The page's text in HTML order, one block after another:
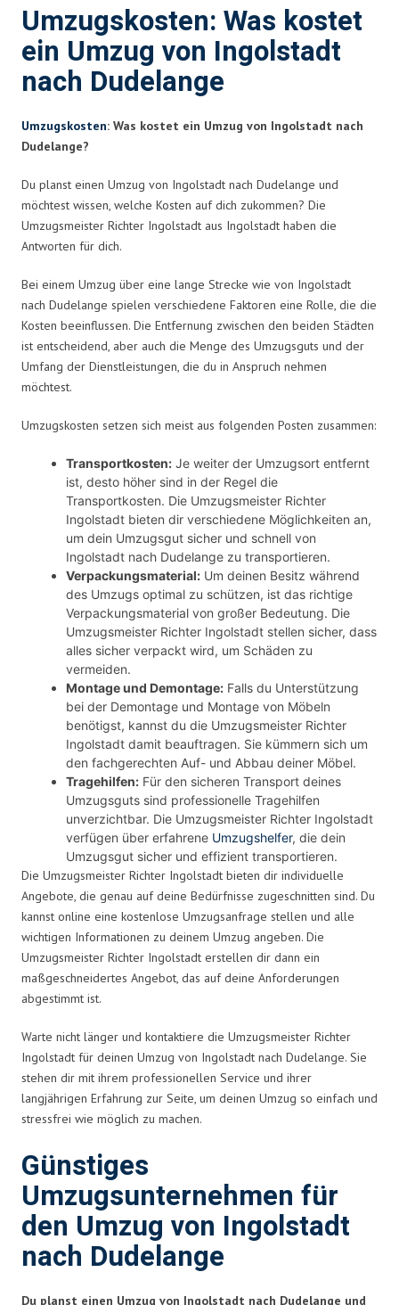
Umzugskosten: Was kostet
ein Umzug von Ingolstadt
nach Dudelange
Umzugskosten: Was kostet ein Umzug von Ingolstadt nach
Dudelange?
Du planst einen Umzug von Ingolstadt nach Dudelange und
möchtest wissen, welche Kosten auf dich zukommen? Die
Umzugsmeister Richter Ingolstadt aus Ingolstadt haben die
Antworten für dich.
Bei einem Umzug über eine lange Strecke wie von Ingolstadt
nach Dudelange spielen verschiedene Faktoren eine Rolle, die die
Kosten beeinflussen. Die Entfernung zwischen den beiden Städten
ist entscheidend, aber auch die Menge des Umzugsguts und der
Umfang der Dienstleistungen, die du in Anspruch nehmen
möchtest.
Umzugskosten setzen sich meist aus folgenden Posten zusammen:
Transportkosten: Je weiter der Umzugsort entfernt
ist, desto höher sind in der Regel die
Transportkosten. Die Umzugsmeister Richter
Ingolstadt bieten dir verschiedene Möglichkeiten an,
um dein Umzugsgut sicher und schnell von
Ingolstadt nach Dudelange zu transportieren.
Verpackungsmaterial: Um deinen Besitz während
des Umzugs optimal zu schützen, ist das richtige
Verpackungsmaterial von großer Bedeutung. Die
Umzugsmeister Richter Ingolstadt stellen sicher, dass
alles sicher verpackt wird, um Schäden zu
vermeiden.
Montage und Demontage: Falls du Unterstützung
bei der Demontage und Montage von Möbeln
benötigst, kannst du die Umzugsmeister Richter
Ingolstadt damit beauftragen. Sie kümmern sich um
den fachgerechten Auf- und Abbau deiner Möbel.
Tragehilfen: Für den sicheren Transport deines
Umzugsguts sind professionelle Tragehilfen
unverzichtbar. Die Umzugsmeister Richter Ingolstadt
verfügen über erfahrene Umzugshelfer, die dein
Umzugsgut sicher und effizient transportieren.
Die Umzugsmeister Richter Ingolstadt bieten dir individuelle
Angebote, die genau auf deine Bedürfnisse zugeschnitten sind. Du
kannst online eine kostenlose Umzugsanfrage stellen und alle
wichtigen Informationen zu deinem Umzug angeben. Die
Umzugsmeister Richter Ingolstadt erstellen dir dann ein
maßgeschneidertes Angebot, das auf deine Anforderungen
abgestimmt ist.
Warte nicht länger und kontaktiere die Umzugsmeister Richter
Ingolstadt für deinen Umzug von Ingolstadt nach Dudelange. Sie
stehen dir mit ihrem professionellen Service und ihrer
langjährigen Erfahrung zur Seite, um deinen Umzug so einfach und
stressfrei wie möglich zu machen.
Günstiges
Umzugsunternehmen für
den Umzug von Ingolstadt
nach Dudelange
Du planst einen Umzug von Ingolstadt nach Dudelange und